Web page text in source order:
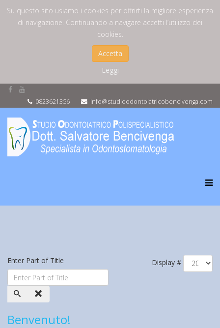
Su questo sito usiamo i cookies per offrirti la migliore esperienza
di navigazione. Continuando a navigare accetti l’utilizzo dei
cookies.
Accetta
Leggi
0823621356 info@studioodontoiatricobencivenga.com
Enter Part of Title Display #
Benvenuto!